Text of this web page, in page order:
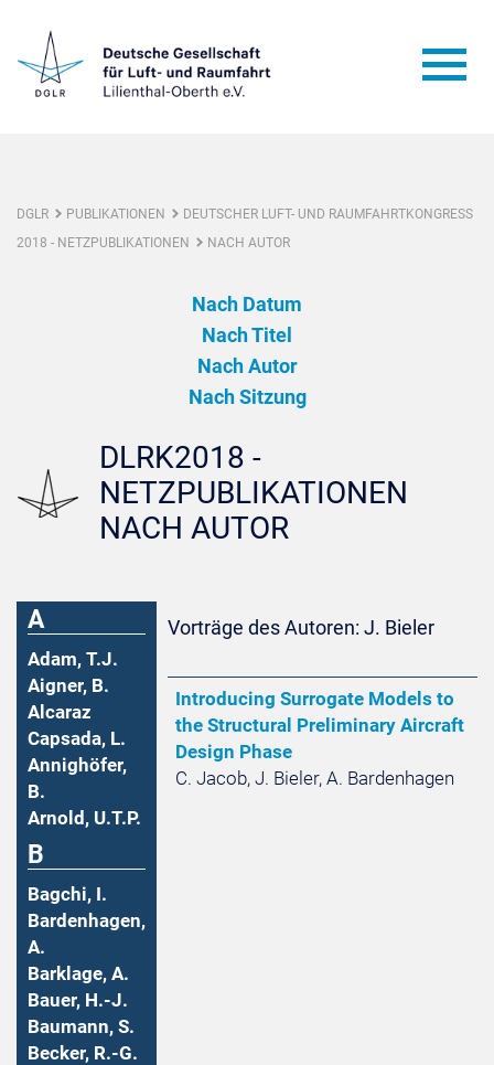
DGLR PUBLIKATIONEN
DEUTSCHER LUFT- UND RAUMFAHRTKONGRESS
2018 - NETZPUBLIKATIONEN
NACH AUTOR
Nach Datum
Nach Titel
Nach Autor
Nach Sitzung
DLRK2018 -
NETZPUBLIKATIONEN
NACH AUTOR
A
Adam, T.J.
Aigner, B.
Alcaraz
Capsada, L.
Annighöfer,
B.
Arnold, U.T.P.
B
Bagchi, I.
Bardenhagen,
A.
Barklage, A.
Bauer, H.-J.
Baumann, S.
Becker, R.-G.
Vorträge des Autoren: J. Bieler
Introducing Surrogate Models to
the Structural Preliminary Aircraft
Design Phase
C. Jacob, J. Bieler, A. Bardenhagen